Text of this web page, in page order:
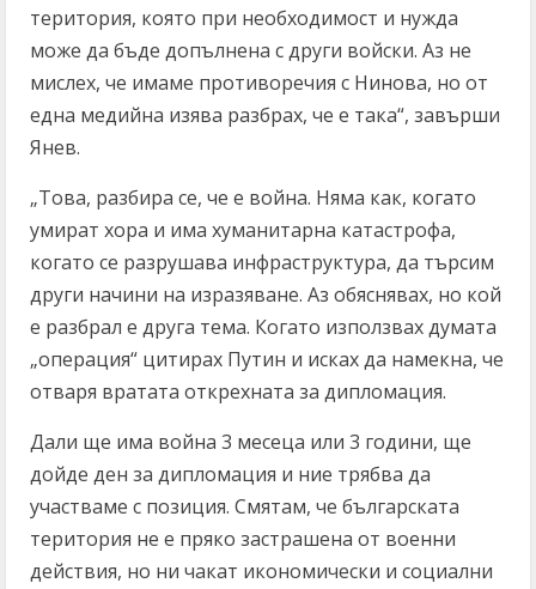
територия, която при необходимост и нужда
може да бъде допълнена с други войски. Аз не
мислех, че имаме противоречия с Нинова, но от
една медийна изява разбрах, че е така“, завърши
Янев.
„Това, разбира се, че е война. Няма как, когато
умират хора и има хуманитарна катастрофа,
когато се разрушава инфраструктура, да търсим
други начини на изразяване. Аз обяснявах, но кой
е разбрал е друга тема. Когато използвах думата
„операция“ цитирах Путин и исках да намекна, че
отваря вратата открехната за дипломация.
Дали ще има война 3 месеца или 3 години, ще
дойде ден за дипломация и ние трябва да
участваме с позиция. Смятам, че българската
територия не е пряко застрашена от военни
действия, но ни чакат икономически и социални